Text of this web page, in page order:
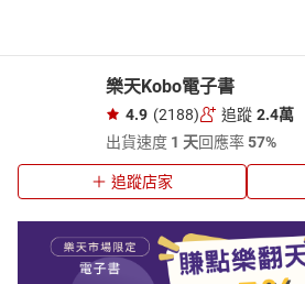
樂天Kobo電子書
4.9 (2188) 追蹤 2.4萬
出貨速度 1 天回應率57%
追蹤店家